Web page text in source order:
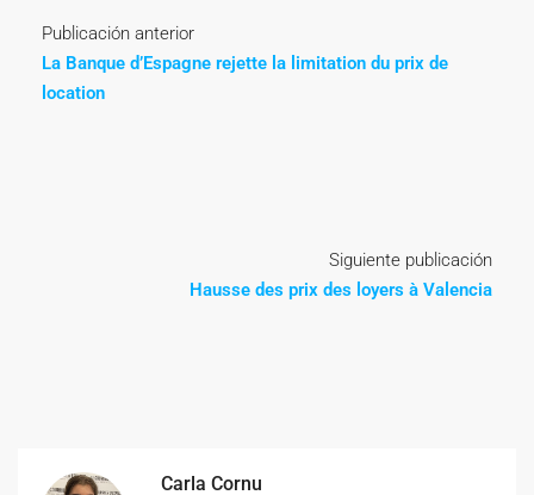
Publicación anterior
La Banque d’Espagne rejette la limitation du prix de
location
Siguiente publicación
Hausse des prix des loyers à Valencia
Carla Cornu